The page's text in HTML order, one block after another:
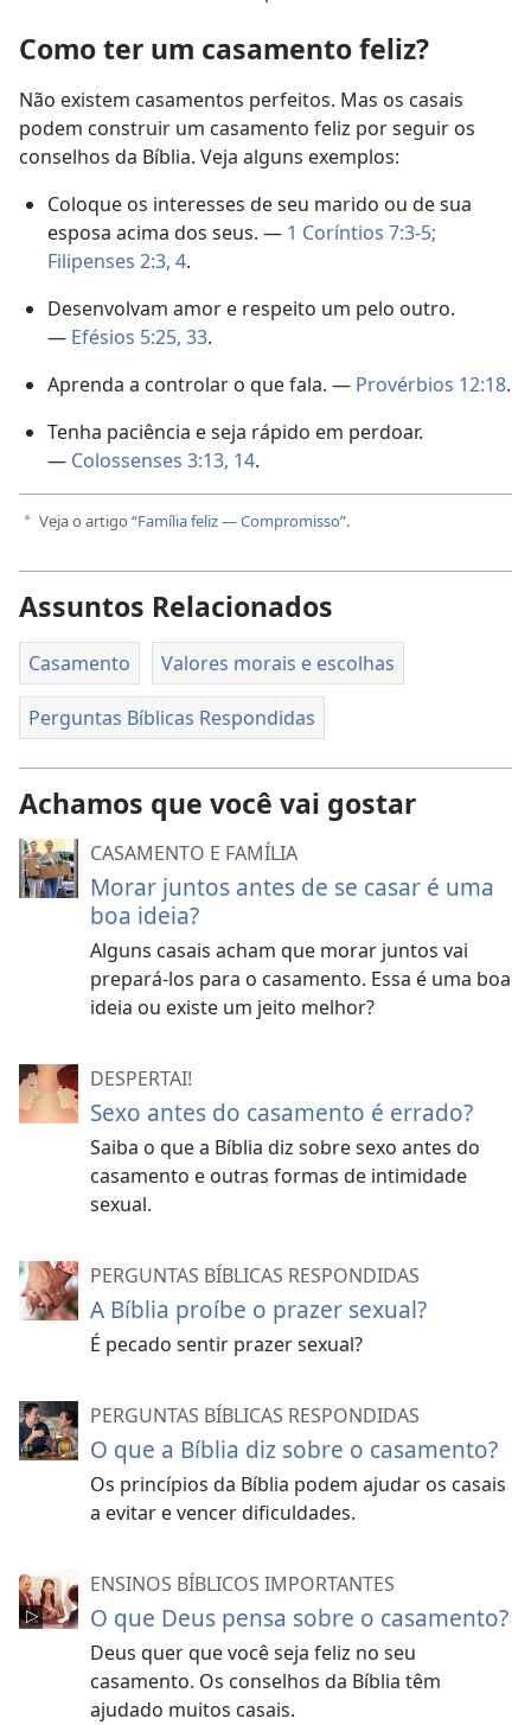
Como ter um casamento feliz?
Não existem casamentos perfeitos. Mas os casais
podem construir um casamento feliz por seguir os
conselhos da Bíblia. Veja alguns exemplos:
Coloque os interesses de seu marido ou de sua
esposa acima dos seus. — 1 Coríntios 7:3-5;
Filipenses 2:3, 4.
Desenvolvam amor e respeito um pelo outro.
— Efésios 5:25, 33.
Aprenda a controlar o que fala. — Provérbios 12:18.
Tenha paciência e seja rápido em perdoar.
— Colossenses 3:13, 14.
a Veja o artigo “Família feliz — Compromisso”.
Assuntos Relacionados
Casamento Valores morais e escolhas
Perguntas Bíblicas Respondidas
Achamos que você vai gostar
CASAMENTO E FAMÍLIA
Morar juntos antes de se casar é uma
boa ideia?
Alguns casais acham que morar juntos vai
prepará-los para o casamento. Essa é uma boa
ideia ou existe um jeito melhor?
DESPERTAI!
Sexo antes do casamento é errado?
Saiba o que a Bíblia diz sobre sexo antes do
casamento e outras formas de intimidade
sexual.
PERGUNTAS BÍBLICAS RESPONDIDAS
A Bíblia proíbe o prazer sexual?
É pecado sentir prazer sexual?
PERGUNTAS BÍBLICAS RESPONDIDAS
O que a Bíblia diz sobre o casamento?
Os princípios da Bíblia podem ajudar os casais
a evitar e vencer dificuldades.
ENSINOS BÍBLICOS IMPORTANTES
O que Deus pensa sobre o casamento?
Deus quer que você seja feliz no seu
casamento. Os conselhos da Bíblia têm
ajudado muitos casais.